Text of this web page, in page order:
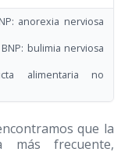
anorexia nerviosa
bulimia nerviosa
alimentaria no
que la
más frecuente,